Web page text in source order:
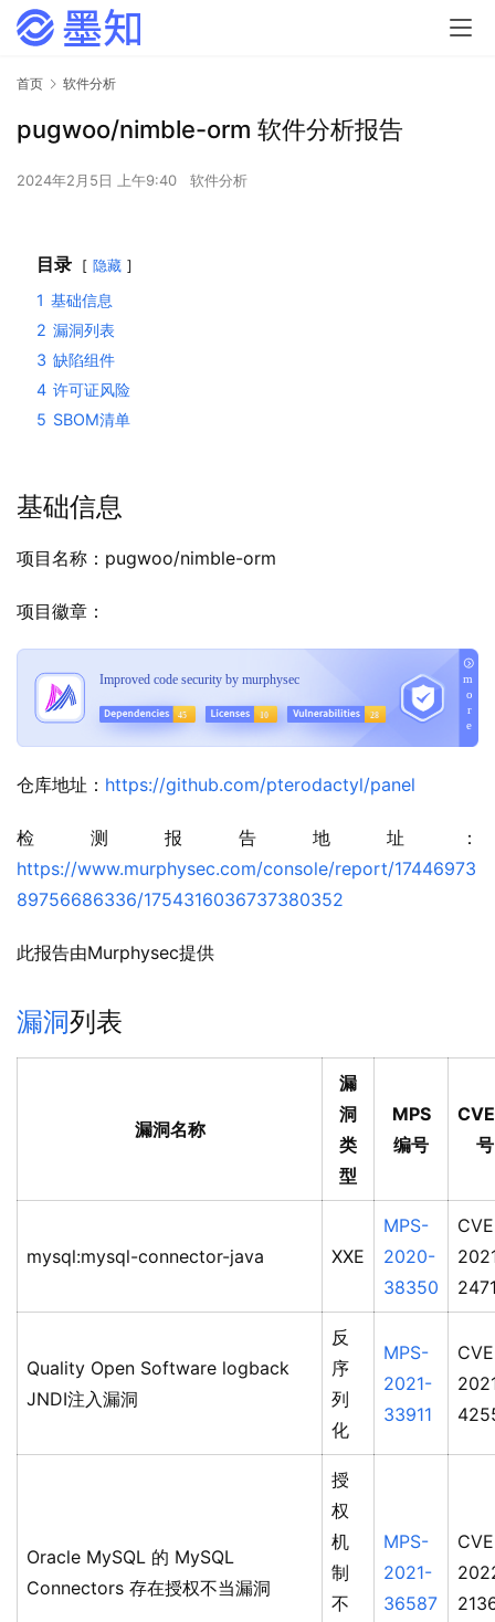
首页 软件分析
pugwoo/nimble-orm 软件分析报告
2024年2月5日 上午9:40 软件分析
目录 隐藏
1 基础信息
2 漏洞列表
3 缺陷组件
4 许可证风险
5 SBOM清单
基础信息
项目名称：pugwoo/nimble-orm
项目徽章：
仓库地址： https://github.com/pterodactyl/panel
检测报告地址：
https://www.murphysec.com/console/report/17446973
89756686336/1754316036737380352
此报告由Murphysec提供
漏洞列表
漏洞名称
漏
洞
类
型
MPS
编号
号
mysql:mysql-connector-java XXE
MPS-
2020-
38350
Quality Open Software logback
JNDI注入漏洞
反
序
列
化
MPS-
2021-
33911
Oracle MySQL 的 MySQL
Connectors 存在授权不当漏洞
授
权
机
制
不
MPS-
2021-
36587